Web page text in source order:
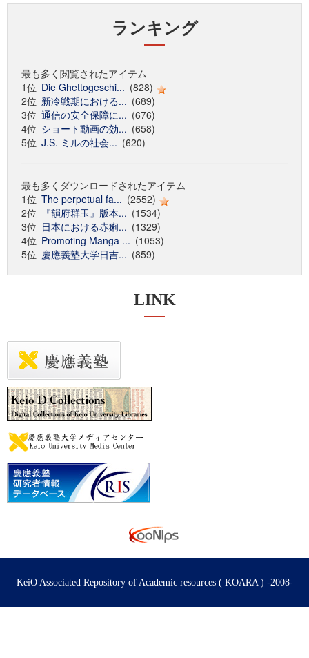
ランキング
最も多く閲覧されたアイテム
1位 Die Ghettogeschi... (828)
2位 新冷戦期における... (689)
3位 通信の安全保障に... (676)
4位 ショート動画の効... (658)
5位 J.S. ミルの社会... (620)
最も多くダウンロードされたアイテム
1位 The perpetual fa... (2552)
2位
『韻府群玉』版本... (1534)
3位 日本における赤痢... (1329)
4位 Promoting Manga ... (1053)
5位 慶應義塾大学日吉... (859)
LINK
KeiO Associated Repository of Academic resources ( KOARA ) -2008-